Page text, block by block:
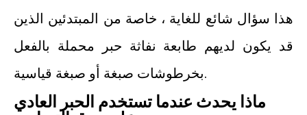
هذا سؤال شائع للغاية ، خاصة من المبتدئين الذين
قد يكون لديهم طابعة نفاثة حبر محملة بالفعل
بخرطوشات صبغة أو صبغة قياسية.
ماذا يحدث عندما تستخدم الحبر العادي